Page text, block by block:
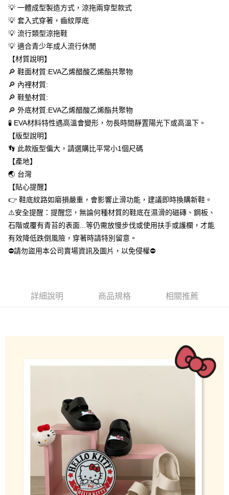
１．簡單：不需註冊會員、不需綁卡、不需儲值。
２．便利：只要手機號碼，簡訊認證，即可結帳。
３．安心：先確認商品／服務後，再付款。
【「AFTEE先享後付」結帳流程】
１．於結帳方式選擇「AFTEE先享後付」後，將跳轉至「AFTEE先享後付」
結帳頁面，進行簡訊認證並確認金額後，即可完成結帳。
２．訂單成立數日內，您將收到繳費通知簡訊。
３．收到繳費通知簡訊後14天內，點擊此簡訊中的連結，可透過四大超商／
ATM／網路銀行／等多元方式進行付款，方視為交易完成。
※ 請注意：結帳手續完成當下不需立刻繳費，但若您需要取消訂單，請聯絡
購買商品的店家。未經商家同意取消之訂單仍視為有效，需透過AFTEE先享
後付繳納相關費用。
※ 交易是否成功請以「AFTEE先享後付 」之結帳頁面顯示為準，若有關於
是否繳費成功／繳費後需取消欲退款等相關疑問，請聯繫「AFTEE先享後付
【注意事項】
１．透過由恩沛科技股份有限公司提供之「AFTEE先享後付」服務完成之交
易，需依本服務之必要範圍內提供個人資料，並將交易相關給付款項請求債
權轉讓予恩沛科技股份有限公司。
２．關於個人資料處理事宜，請瀏覽以下網址：
３．未成年的使用者請事先徵得法定代理人或監護人之同意方可使用
「AFTEE先享後付」，若未經同意申辦者引起之損失，本公司不負相關責
任。
４．使用「AFTEE先享後付」時，將依據個別帳號之用戶狀況，依本公司即
時審查核予不同之上限額度；若仍有額度不足之情形，本公司將視審查結果
運送方式
全家取貨付款
付款後全家取貨
每筆NT$60，滿NT$699(含以上)免運費
每筆NT$50，滿NT$699(含以上)免運費
付款後萊爾富取貨
每筆NT$50，滿NT$699(含以上)免運費
7-11取貨付款
每筆NT$60，滿NT$699(含以上)免運費
付款後7-11取貨
每筆NT$60，滿NT$699(含以上)免運費
宅配
每筆NT$100，滿NT$699(含以上)免運費
💡 一體成型製造方式，涼拖兩穿型款式
💡 套入式穿著，齒紋厚底
💡 流行類型涼拖鞋
💡 適合青少年成人流行休閒
【材質說明】
🔎 鞋面材質:EVA乙烯醋酸乙烯酯共聚物
🔎 內裡材質:
🔎 鞋墊材質:
🔎 外底材質:EVA乙烯醋酸乙烯酯共聚物
🧪 EVA材料特性遇高溫會變形，勿長時間靜置陽光下或高溫下。
【版型說明】
👣 此款版型偏大，請選購比平常小1個尺碼
【產地】
🌏 台灣
【貼心提醒】
👉 鞋底紋路如磨損嚴重，會影響止滑功能，建議即時換購新鞋。
⚠️安全提醒：提醒您，無論何種材質的鞋底在濕滑的磁磚、鋼板、
石階或覆有青苔的表面...等仍需放慢步伐或使用扶手或護欄，才能
有效降低跌倒風險，穿著時請特別留意。
⛔請勿盜用本公司賣場資訊及圖片，以免侵權⛔
詳細說明 商品規格 相關推薦